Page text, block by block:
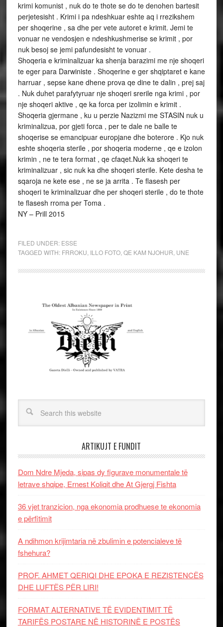
krimi komunist , nuk do te thote se do te denohen bartesit
perjetesisht . Krimi i pa ndeshkuar eshte aq i rrezikshem
per shoqerine , sa dhe per vete autoret e krimit. Jemi te
vonuar ne vendosjen e ndeshkushmerise se krimit , por
nuk besoj se jemi pafundesisht te vonuar .
Shoqeria e kriminalizuar ka shenja barazimi me nje shoqeri
te eger para Darwiniste . Shoqerine e ger shqiptaret e kane
harruar , sepse kane dhene prova qe dine te dalin , prej saj
. Nuk duhet parafytyruar nje shoqeri srerile nga krimi , por
nje shoqeri aktive , qe ka forca per izolimin e krimit .
Shoqeria gjermane , ku u perzie Nazizmi me STASIN nuk u
kriminalizua, por gjeti forca , per te dale ne balle te
shoqerise se emancipuar europjane dhe boterore . Kjo nuk
eshte shoqeria sterile , por shoqeria moderne , qe e izolon
krimin , ne te tera format , qe cfaqet.Nuk ka shoqeri te
kriminalizuar , sic nuk ka dhe shoqeri sterile. Kete desha te
sqaroja ne kete ese , ne se ja arrita . Te flasesh per
shoqeri te kriminalizuar dhe per shoqeri sterile , do te thote
te flasesh rroma per Toma .
NY – Prill 2015
FILED UNDER: ESSE
TAGGED WITH: FRROKU ILLO FOTO, QE KAM NJOHUR UNE
ARTIKUJT E FUNDIT
Dom Ndre Mjeda, sipas dy figurave monumentale të
letrave shqipe, Ernest Koliqit dhe At Gjergj Fishta
36 vjet tranzicion, nga ekonomia prodhuese te ekonomia
e përfitimit
A ndihmon krijimtaria në zbulimin e potencialeve të
fshehura?
PROF. AHMET QERIQI DHE EPOKA E REZISTENCЁS
DHE LUFTЁS PЁR LIRI!
FORMAT ALTERNATIVE TË EVIDENTIMIT TË
TARIFËS POSTARE NË HISTORINË E POSTËS